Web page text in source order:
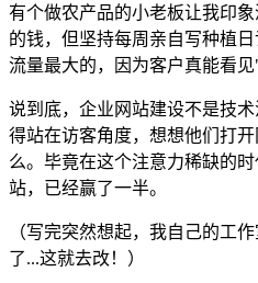
有个做农产品的小老板让我印
的钱，但坚持每周亲自写种植
流量最大的，因为客户真能看见
说到底，企业网站建设不是技
得站在访客角度，想想他们打
么。毕竟在这个注意力稀缺的
站，已经赢了一半。
（写完突然想起，我自己的工
了...这就去改！）